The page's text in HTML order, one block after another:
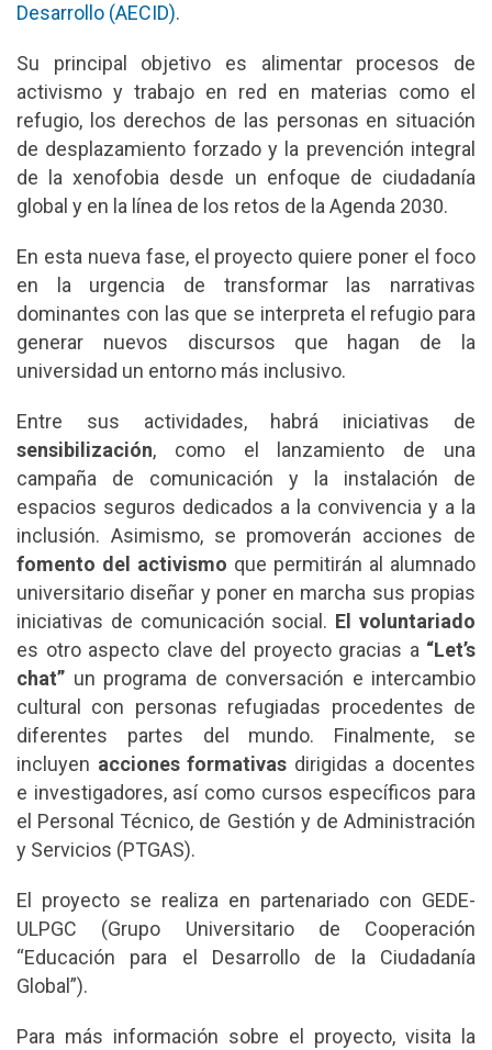
Desarrollo (AECID).
Su principal objetivo es alimentar procesos de
activismo y trabajo en red en materias como el
refugio, los derechos de las personas en situación
de desplazamiento forzado y la prevención integral
de la xenofobia desde un enfoque de ciudadanía
global y en la línea de los retos de la Agenda 2030.
En esta nueva fase, el proyecto quiere poner el foco
en la urgencia de transformar las narrativas
dominantes con las que se interpreta el refugio para
generar nuevos discursos que hagan de la
universidad un entorno más inclusivo.
Entre sus actividades, habrá iniciativas de
sensibilización, como el lanzamiento de una
campaña de comunicación y la instalación de
espacios seguros dedicados a la convivencia y a la
inclusión. Asimismo, se promoverán acciones de
fomento del activismo que permitirán al alumnado
universitario diseñar y poner en marcha sus propias
iniciativas de comunicación social. El voluntariado
es otro aspecto clave del proyecto gracias a “Let’s
chat” un programa de conversación e intercambio
cultural con personas refugiadas procedentes de
diferentes partes del mundo. Finalmente, se
incluyen acciones formativas dirigidas a docentes
e investigadores, así como cursos específicos para
el Personal Técnico, de Gestión y de Administración
y Servicios (PTGAS).
El proyecto se realiza en partenariado con GEDE-
ULPGC (Grupo Universitario de Cooperación
“Educación para el Desarrollo de la Ciudadanía
Global”).
Para más información sobre el proyecto, visita la